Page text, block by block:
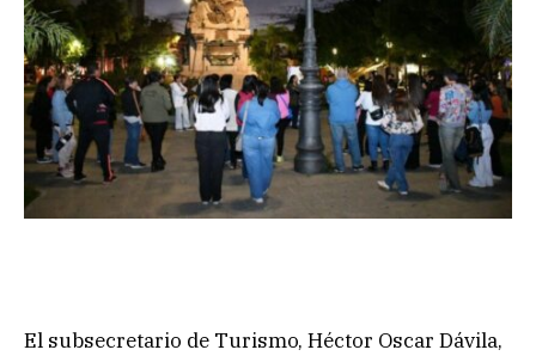
El subsecretario de Turismo, Héctor Oscar Dávila,